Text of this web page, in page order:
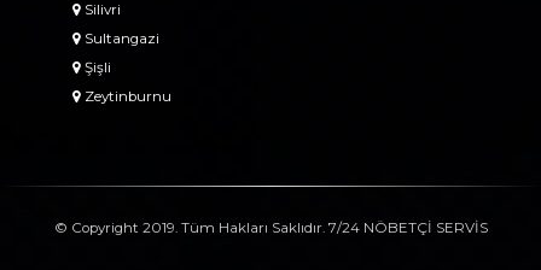
Silivri
Sultangazi
Şişli
Zeytinburnu
© Copyright 2019. Tüm Hakları Saklıdır. 7/24 NÖBETÇİ SERVİS